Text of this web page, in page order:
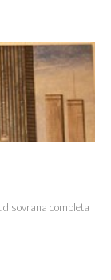
sovrana completa